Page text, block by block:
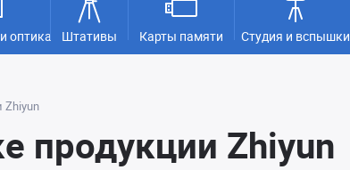
оптика Штативы Карты памяти Студия и вспышки
Zhiyun
продукции Zhiyun